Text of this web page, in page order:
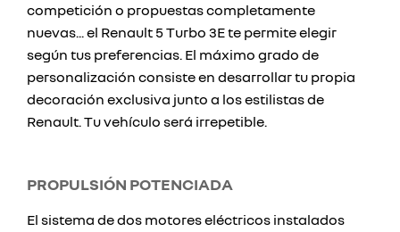
competición o propuestas completamente
nuevas... el Renault 5 Turbo 3E te permite elegir
según tus preferencias. El máximo grado de
personalización consiste en desarrollar tu propia
decoración exclusiva junto a los estilistas de
Renault. Tu vehículo será irrepetible.
PROPULSIÓN POTENCIADA
El sistema de dos motores eléctricos instalados